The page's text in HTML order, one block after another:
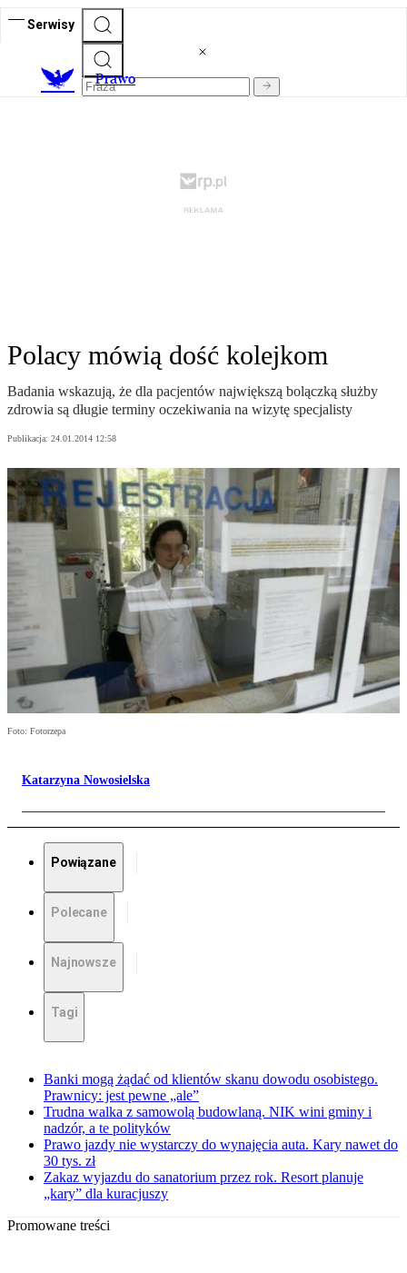
Serwisy
Prawo
Polacy mówią dość kolejkom
Badania wskazują, że dla pacjentów największą bolączką służby
zdrowia są długie terminy oczekiwania na wizytę specjalisty
Publikacja: 24.01.2014 12:58
Foto: Fotorzepa
Katarzyna Nowosielska
Powiązane
Polecane
Najnowsze
Tagi
Banki mogą żądać od klientów skanu dowodu osobistego.
Prawnicy: jest pewne „ale”
Trudna walka z samowolą budowlaną. NIK wini gminy i
nadzór, a te polityków
Prawo jazdy nie wystarczy do wynajęcia auta. Kary nawet do
30 tys. zł
Zakaz wyjazdu do sanatorium przez rok. Resort planuje
„kary” dla kuracjuszy
Promowane treści